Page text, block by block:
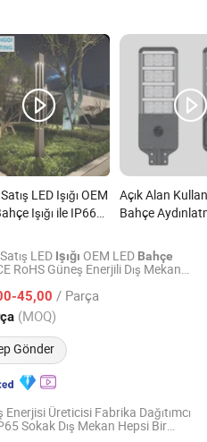
LED Işığı OEM
Işığı ile IP66
Enerjili Dış Mekan
Direk Işığı
Peyzaj 25W
60W nedir?
Açık Alan
Bahçe
Aydınlatma
Fabrika Satışı
LED Işığı OEM LED Bahçe
RoHS Güneş Enerjili Dış Mekan
Parlak Manzara
45,00 / Parça
(MOQ)
Gönder
Co.,Ltd.
Fiyat 2024
Enerjisi Üreticisi Fabrika Dağıtımcı
Sokak Dış Mekan Hepsi Bir
Ltd.